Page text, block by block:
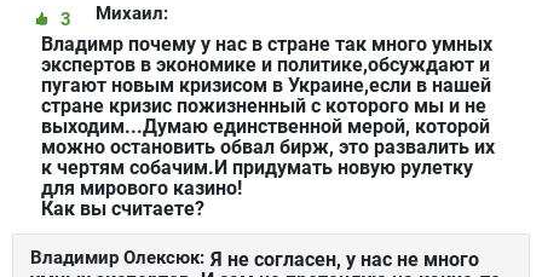
Михаил:
3
Владимр почему у нас в стране так много умных
экспертов в экономике и политике,обсуждают и
пугают новым кризисом в Украине,если в нашей
стране кризис пожизненный с которого мы и не
выходим...Думаю единственной мерой, которой
можно остановить обвал бирж, это развалить их
к чертям собачим.И придумать новую рулетку
для мирового казино!
Как вы считаете?
Владимир Олексюк: Я не согласен, у нас не много